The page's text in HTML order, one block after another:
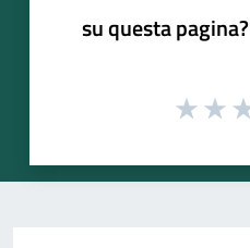
su questa pagina?